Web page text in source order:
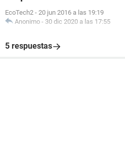
EcoTech2 - 20 jun 2016 a las 19:19
Anonimo - 30 dic 2020 a las 17:55
5 respuestas